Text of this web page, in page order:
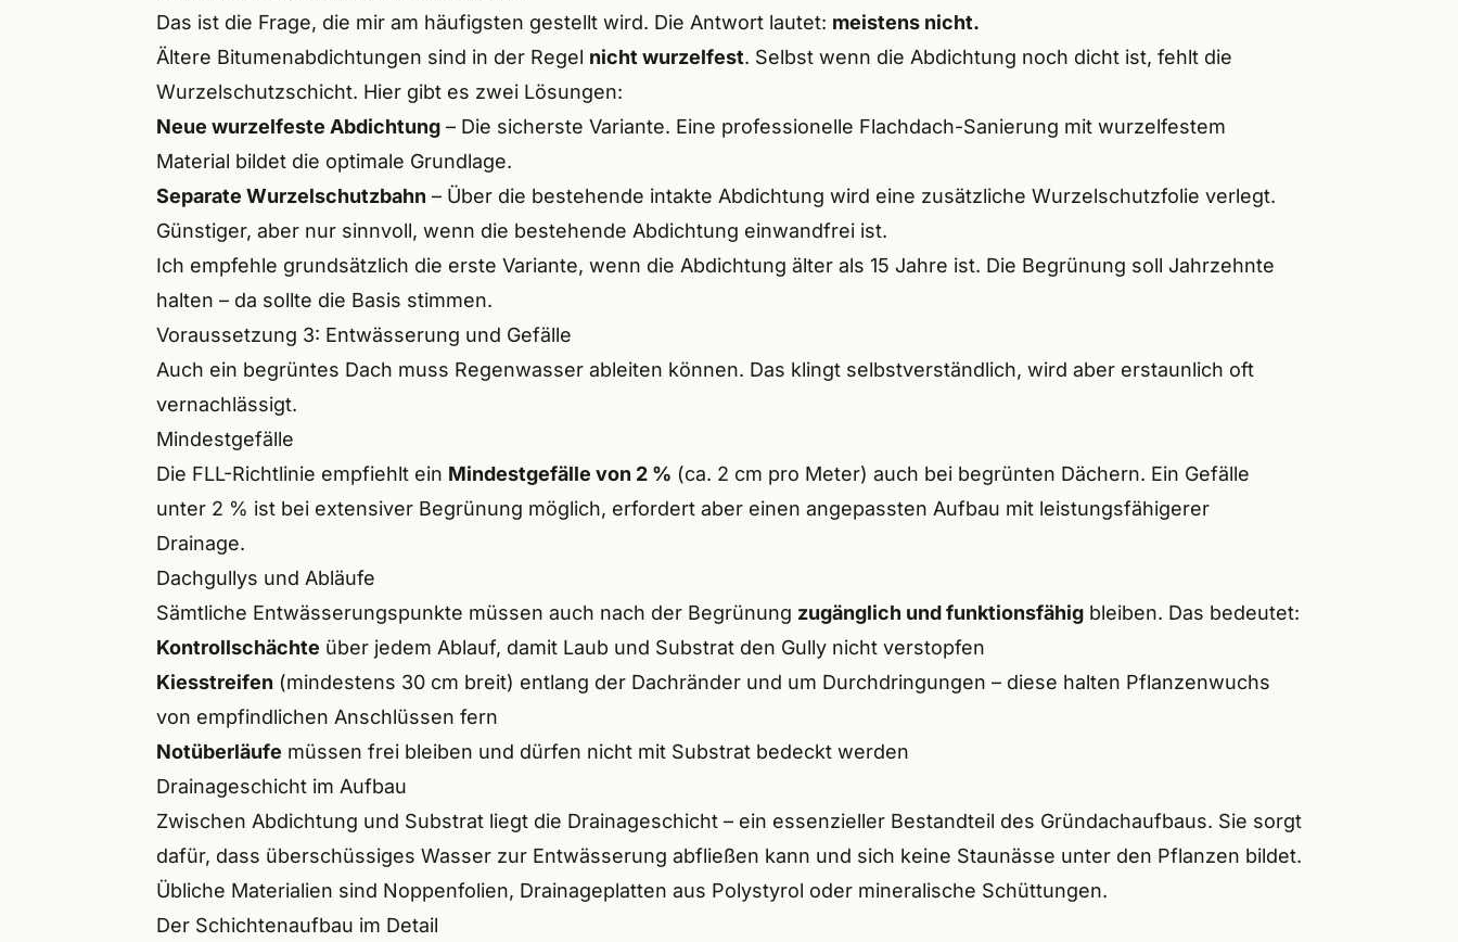
Das ist die Frage, die mir am häufigsten gestellt wird. Die Antwort lautet: meistens nicht.
Ältere Bitumenabdichtungen sind in der Regel nicht wurzelfest. Selbst wenn die Abdichtung noch dicht ist, fehlt die
Wurzelschutzschicht. Hier gibt es zwei Lösungen:
Neue wurzelfeste Abdichtung – Die sicherste Variante. Eine professionelle Flachdach-Sanierung mit wurzelfestem
Material bildet die optimale Grundlage.
Separate Wurzelschutzbahn – Über die bestehende intakte Abdichtung wird eine zusätzliche Wurzelschutzfolie verlegt.
Günstiger, aber nur sinnvoll, wenn die bestehende Abdichtung einwandfrei ist.
Ich empfehle grundsätzlich die erste Variante, wenn die Abdichtung älter als 15 Jahre ist. Die Begrünung soll Jahrzehnte
halten – da sollte die Basis stimmen.
Voraussetzung 3: Entwässerung und Gefälle
Auch ein begrüntes Dach muss Regenwasser ableiten können. Das klingt selbstverständlich, wird aber erstaunlich oft
vernachlässigt.
Mindestgefälle
Die FLL-Richtlinie empfiehlt ein Mindestgefälle von 2 % (ca. 2 cm pro Meter) auch bei begrünten Dächern. Ein Gefälle
unter 2 % ist bei extensiver Begrünung möglich, erfordert aber einen angepassten Aufbau mit leistungsfähigerer
Drainage.
Dachgullys und Abläufe
Sämtliche Entwässerungspunkte müssen auch nach der Begrünung zugänglich und funktionsfähig bleiben. Das bedeutet:
Kontrollschächte über jedem Ablauf, damit Laub und Substrat den Gully nicht verstopfen
Kiesstreifen (mindestens 30 cm breit) entlang der Dachränder und um Durchdringungen – diese halten Pflanzenwuchs
von empfindlichen Anschlüssen fern
Notüberläufe müssen frei bleiben und dürfen nicht mit Substrat bedeckt werden
Drainageschicht im Aufbau
Zwischen Abdichtung und Substrat liegt die Drainageschicht – ein essenzieller Bestandteil des Gründachaufbaus. Sie sorgt
dafür, dass überschüssiges Wasser zur Entwässerung abfließen kann und sich keine Staunässe unter den Pflanzen bildet.
Übliche Materialien sind Noppenfolien, Drainageplatten aus Polystyrol oder mineralische Schüttungen.
Der Schichtenaufbau im Detail